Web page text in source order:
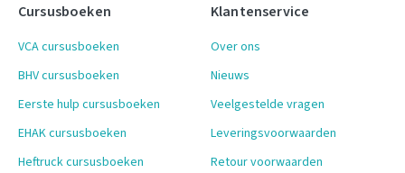
Cursusboeken
VCA cursusboeken
BHV cursusboeken
Eerste hulp cursusboeken
EHAK cursusboeken
Heftruck cursusboeken
Klantenservice
Over ons
Nieuws
Veelgestelde vragen
Leveringsvoorwaarden
Retour voorwaarden